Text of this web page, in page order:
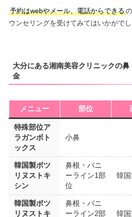
予約はwebやメール、電話からできる
ウンセリングを受けてみてはいかがでし
大分にある湘南美容クリニックの
金
メニュー 部位
特殊部位ア
ラガンボト
ックス
小鼻
韓国製ボツ
リヌストキ
シン
鼻根・バニ
ーライン1部
位
韓国
韓国製ボツ
リヌストキ
鼻根・バニ
ーライン2部
韓国